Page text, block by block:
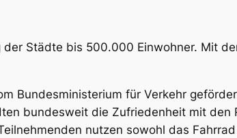
Städte bis 500.000 Einwohner. Mit
Bundesministerium für Verkehr
bundesweit die Zufriedenheit mit
nutzen sowohl das